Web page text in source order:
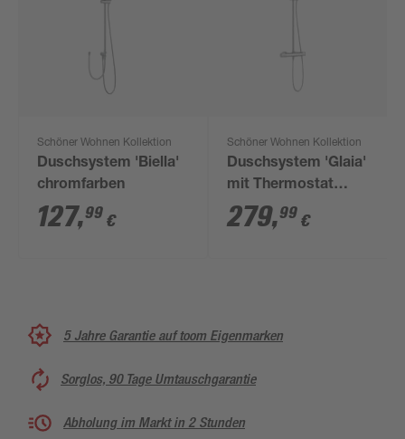
Schöner Wohnen Kollektion
Duschsystem 'Biella'
chromfarben
127,99 €
Schöner Wohnen Kollektion
Duschsystem 'Glaia'
mit Thermostat
chromfarben
279,99 €
5 Jahre Garantie auf toom Eigenmarken
Sorglos, 90 Tage Umtauschgarantie
Abholung im Markt in 2 Stunden